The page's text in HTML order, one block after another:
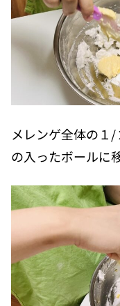
メレンゲ全体の１
の入ったボールに